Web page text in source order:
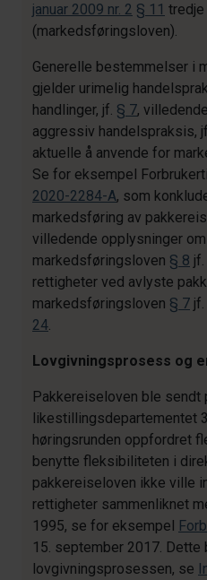
januar 2009 nr. 2 § 11
(markedsføringsloven).
Generelle bestemmelser i
gjelder urimelig
handlinger, jf. § 7,
aggressiv handelspraksis,
aktuelle å anvende for
Se for eksempel
2020-2284-A, som
markedsføring av
villedende opplysninger
markedsføringsloven § 8 jf.
rettigheter ved avlyste
markedsføringsloven § 7 jf.
24.
Lovgivningsprosess og
Pakkereiseloven ble sendt
likestillingsdepartementet
høringsrunden oppfordret
benytte fleksibiliteten i
pakkereiseloven ikke ville
rettigheter sammenliknet
1995, se for eksempel
15. september 2017. Dette
lovgivningsprosessen, se